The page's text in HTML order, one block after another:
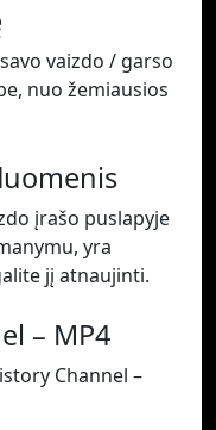
vaizdo / garso
nuo žemiausios
įrašo puslapyje
yra
jį atnaujinti.
– MP4
Channel –